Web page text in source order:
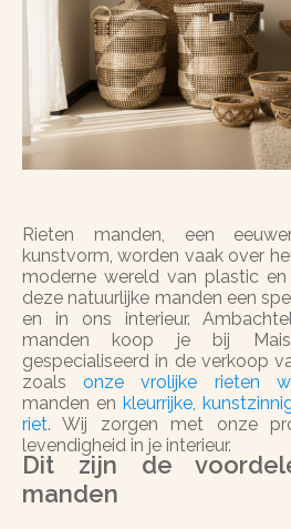
Rieten manden, een
kunstvorm, worden vaak over
moderne wereld van plastic
deze natuurlijke manden een
en in ons interieur.
manden koop je bij
gespecialiseerd in de verkoop
zoalsonze vrolijke rieten
manden en kleurrijke,
riet. Wij zorgen met onze
levendigheid in je interieur.
Dit zijn de
manden